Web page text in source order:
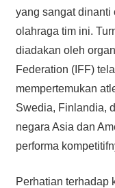
yang sangat dinanti
olahraga tim ini.
diadakan oleh
Federation (IFF)
mempertemukan
Swedia, Finlandia,
negara Asia dan
performa
Perhatian terhadap